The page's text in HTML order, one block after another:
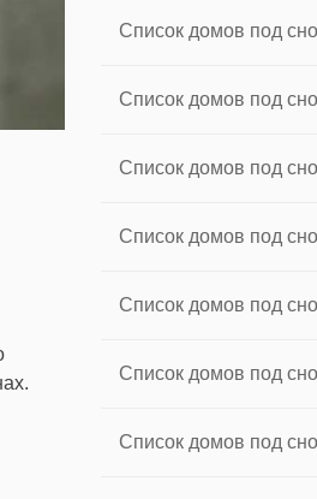
Список домов под
Список домов под
Список домов под
Список домов под
Список домов под
Список домов под
Список домов под